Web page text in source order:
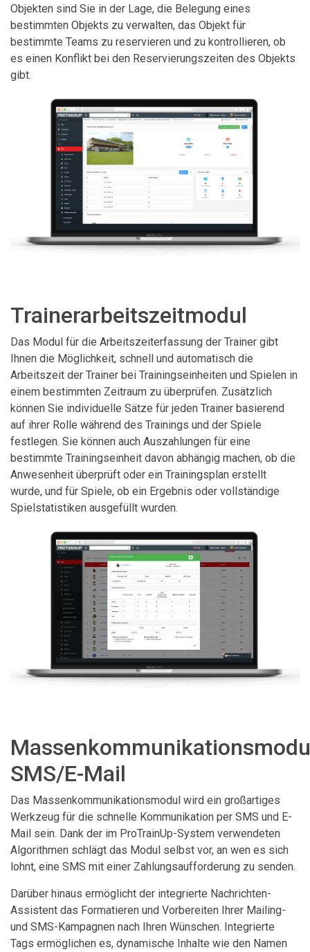
Objekten sind Sie in der Lage, die Belegung eines
bestimmten Objekts zu verwalten, das Objekt für
bestimmte Teams zu reservieren und zu kontrollieren, ob
es einen Konflikt bei den Reservierungszeiten des Objekts
gibt.
Trainerarbeitszeitmodul
Das Modul für die Arbeitszeiterfassung der Trainer gibt
Ihnen die Möglichkeit, schnell und automatisch die
Arbeitszeit der Trainer bei Trainingseinheiten und Spielen in
einem bestimmten Zeitraum zu überprüfen. Zusätzlich
können Sie individuelle Sätze für jeden Trainer basierend
auf ihrer Rolle während des Trainings und der Spiele
festlegen. Sie können auch Auszahlungen für eine
bestimmte Trainingseinheit davon abhängig machen, ob die
Anwesenheit überprüft oder ein Trainingsplan erstellt
wurde, und für Spiele, ob ein Ergebnis oder vollständige
Spielstatistiken ausgefüllt wurden.
SMS/E-Mail
Das Massenkommunikationsmodul wird ein großartiges
Werkzeug für die schnelle Kommunikation per SMS und E-
Mail sein. Dank der im ProTrainUp-System verwendeten
Algorithmen schlägt das Modul selbst vor, an wen es sich
lohnt, eine SMS mit einer Zahlungsaufforderung zu senden.
Darüber hinaus ermöglicht der integrierte Nachrichten-
Assistent das Formatieren und Vorbereiten Ihrer Mailing-
und SMS-Kampagnen nach Ihren Wünschen. Integrierte
Tags ermöglichen es, dynamische Inhalte wie den Namen